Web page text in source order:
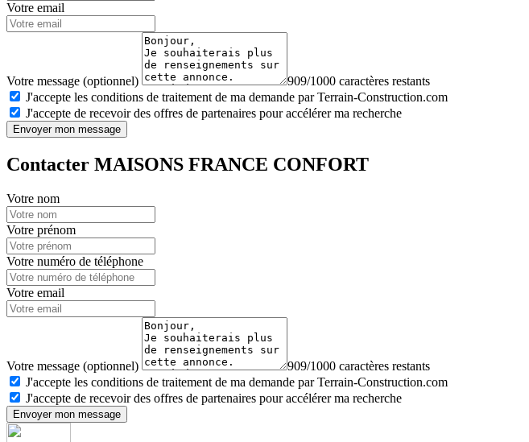
Votre email
Votre message (optionnel)
909/1000 caractères restants
J'accepte les conditions de traitement de ma demande par Terrain-Construction.com
J'accepte de recevoir des offres de partenaires pour accélérer ma recherche
Envoyer mon message
Contacter MAISONS FRANCE CONFORT
Votre nom
Votre prénom
Votre numéro de téléphone
Votre email
Votre message (optionnel)
909/1000 caractères restants
J'accepte les conditions de traitement de ma demande par Terrain-Construction.com
J'accepte de recevoir des offres de partenaires pour accélérer ma recherche
Envoyer mon message